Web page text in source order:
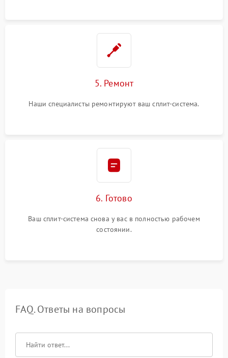
5. Ремонт
Наши специалисты ремонтируют ваш сплит-система.
6. Готово
Ваш сплит-система снова у вас в полностью рабочем
состоянии.
FAQ. Ответы на вопросы